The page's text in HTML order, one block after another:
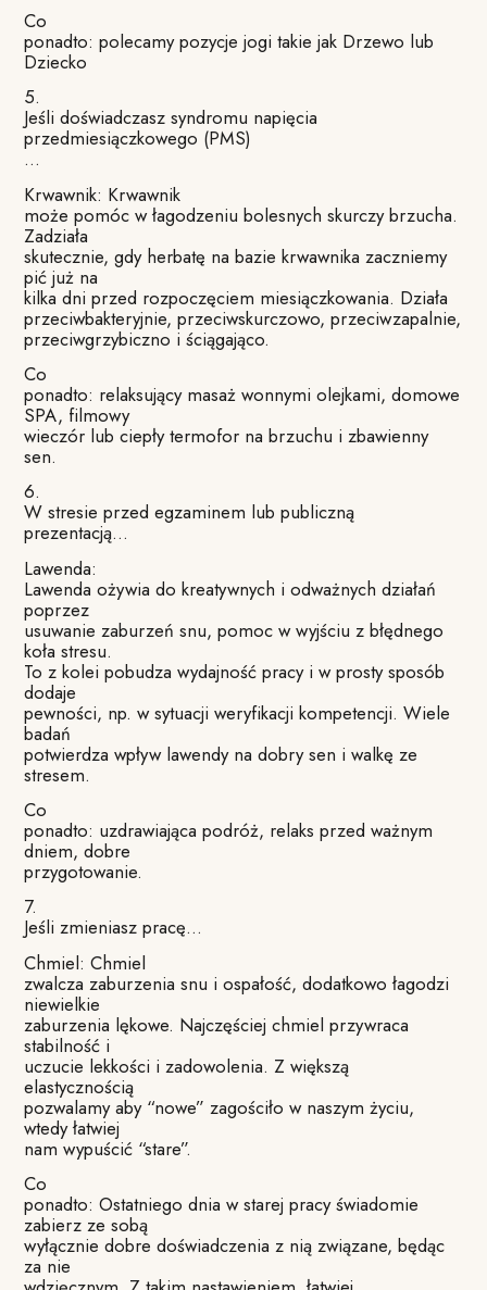
Co
ponadto: polecamy pozycje jogi takie jak Drzewo lub
Dziecko
5.
Jeśli doświadczasz syndromu napięcia
przedmiesiączkowego (PMS)
…
Krwawnik: Krwawnik
może pomóc w łagodzeniu bolesnych skurczy brzucha.
Zadziała
skutecznie, gdy herbatę na bazie krwawnika zaczniemy
pić już na
kilka dni przed rozpoczęciem miesiączkowania. Działa
przeciwbakteryjnie, przeciwskurczowo, przeciwzapalnie,
przeciwgrzybiczno i ściągająco.
Co
ponadto: relaksujący masaż wonnymi olejkami, domowe
SPA, filmowy
wieczór lub ciepły termofor na brzuchu i zbawienny
sen.
6.
W stresie przed egzaminem lub publiczną
prezentacją…
Lawenda:
Lawenda ożywia do kreatywnych i odważnych działań
poprzez
usuwanie zaburzeń snu, pomoc w wyjściu z błędnego
koła stresu.
To z kolei pobudza wydajność pracy i w prosty sposób
dodaje
pewności, np. w sytuacji weryfikacji kompetencji. Wiele
badań
potwierdza wpływ lawendy na dobry sen i walkę ze
stresem.
Co
ponadto: uzdrawiająca podróż, relaks przed ważnym
dniem, dobre
przygotowanie.
7.
Jeśli zmieniasz pracę…
Chmiel: Chmiel
zwalcza zaburzenia snu i ospałość, dodatkowo łagodzi
niewielkie
zaburzenia lękowe. Najczęściej chmiel przywraca
stabilność i
uczucie lekkości i zadowolenia. Z większą
elastycznością
pozwalamy aby “nowe” zagościło w naszym życiu,
wtedy łatwiej
nam wypuścić “stare”.
Co
ponadto: Ostatniego dnia w starej pracy świadomie
zabierz ze sobą
wyłącznie dobre doświadczenia z nią związane, będąc
za nie